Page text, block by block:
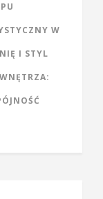
W
I STYL